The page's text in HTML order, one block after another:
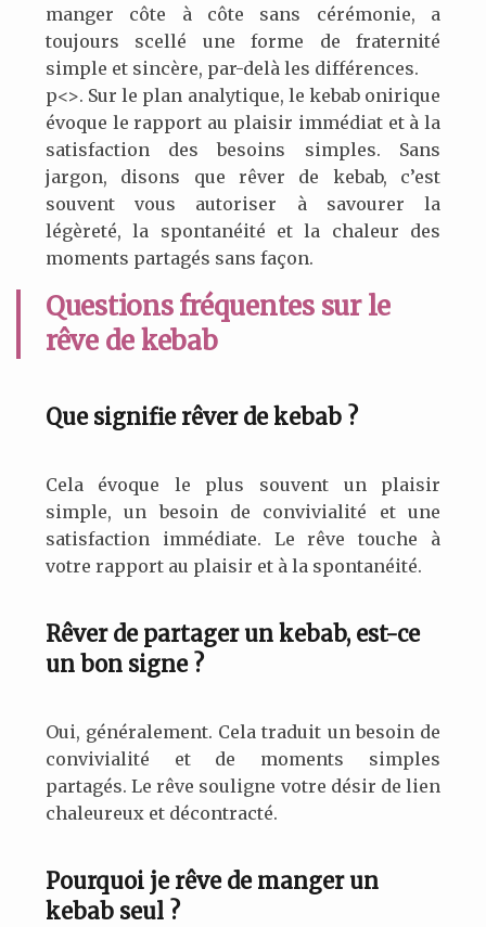
manger côte à côte sans cérémonie, a
toujours scellé une forme de fraternité
simple et sincère, par-delà les différences.
p<>. Sur le plan analytique, le kebab onirique
évoque le rapport au plaisir immédiat et à la
satisfaction des besoins simples. Sans
jargon, disons que rêver de kebab, c’est
souvent vous autoriser à savourer la
légèreté, la spontanéité et la chaleur des
moments partagés sans façon.
Questions fréquentes sur le
rêve de kebab
Que signifie rêver de kebab ?
Cela évoque le plus souvent un plaisir
simple, un besoin de convivialité et une
satisfaction immédiate. Le rêve touche à
votre rapport au plaisir et à la spontanéité.
Rêver de partager un kebab, est-ce
un bon signe ?
Oui, généralement. Cela traduit un besoin de
convivialité et de moments simples
partagés. Le rêve souligne votre désir de lien
chaleureux et décontracté.
Pourquoi je rêve de manger un
kebab seul ?